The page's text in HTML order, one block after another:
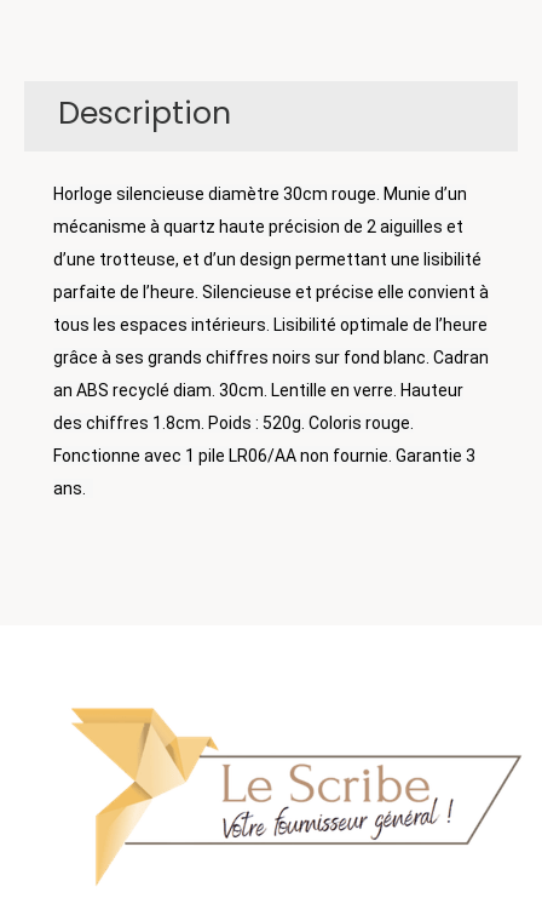
Description
Horloge silencieuse diamètre 30cm rouge. Munie d’un
mécanisme à quartz haute précision de 2 aiguilles et
d’une trotteuse, et d’un design permettant une lisibilité
parfaite de l’heure. Silencieuse et précise elle convient à
tous les espaces intérieurs. Lisibilité optimale de l’heure
grâce à ses grands chiffres noirs sur fond blanc. Cadran
an ABS recyclé diam. 30cm. Lentille en verre. Hauteur
des chiffres 1.8cm. Poids : 520g. Coloris rouge.
Fonctionne avec 1 pile LR06/AA non fournie. Garantie 3
ans.